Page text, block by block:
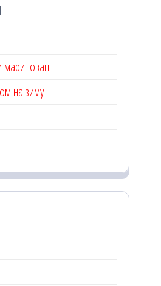
мариновані
на зиму